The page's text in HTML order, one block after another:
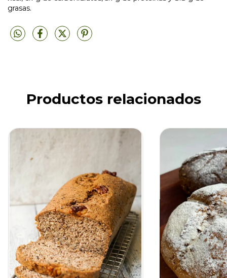
grasas.
Productos relacionados